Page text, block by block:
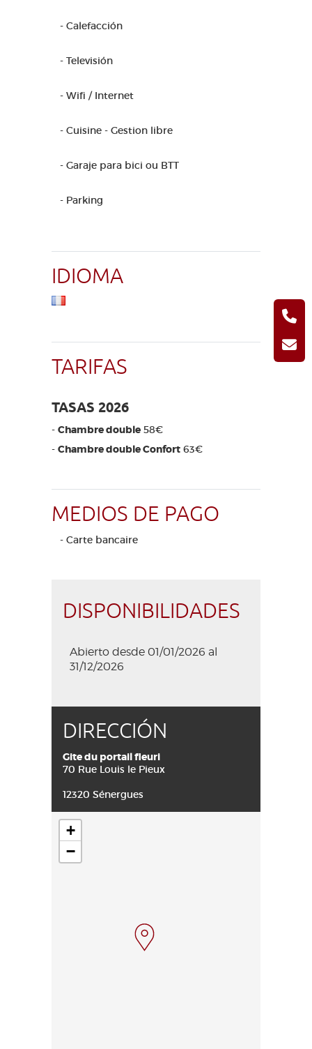
- Calefacción
- Televisión
- Wifi / Internet
- Cuisine - Gestion libre
- Garaje para bici ou BTT
- Parking
IDIOMA
TARIFAS
TASAS 2026
- Chambre double 58€
- Chambre double Confort 63€
MEDIOS DE PAGO
- Carte bancaire
DISPONIBILIDADES
Abierto desde 01/01/2026 al
31/12/2026
DIRECCIÓN
Gite du portail fleuri
70 Rue Louis le Pieux
12320 Sénergues
+
−